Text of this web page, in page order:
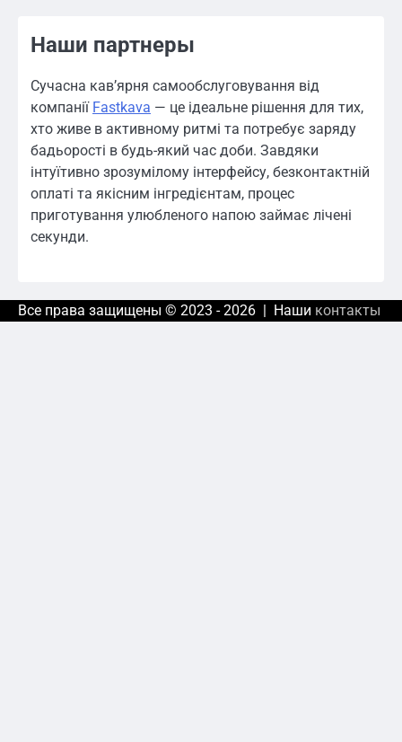
Наши партнеры
Сучасна кав’ярня самообслуговування від
компанії Fastkava — це ідеальне рішення для тих,
хто живе в активному ритмі та потребує заряду
бадьорості в будь-який час доби. Завдяки
інтуїтивно зрозумілому інтерфейсу, безконтактній
оплаті та якісним інгредієнтам, процес
приготування улюбленого напою займає лічені
секунди.
Все права защищены © 2023 - 2026 | Наши контакты